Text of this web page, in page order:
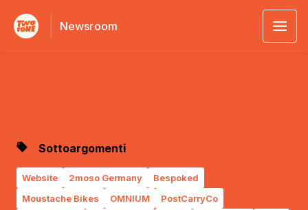
Newsroom
Sottoargomenti
Website 2moso Germany
Bespoked
Moustache Bikes
OMNIUM
PostCarryCo